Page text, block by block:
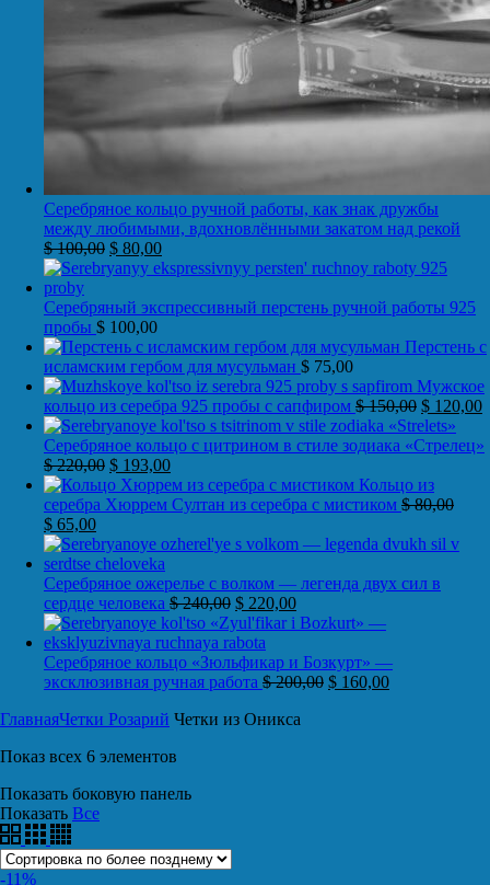
Серебряное кольцо ручной работы, как знак дружбы
между любимыми, вдохновлёнными закатом над рекой
$100,00 $ 80,00
Серебряный экспрессивный перстень ручной работы 925
пробы $ 100,00
Перстень с
исламским гербом для мусульман $ 75,00
Мужское
кольцо из серебра 925 пробы с сапфиром $150,00 $ 120,00
Серебряное кольцо с цитрином в стиле зодиака «Стрелец»
$220,00 $ 193,00
Кольцо из
серебра Хюррем Султан из серебра с мистиком $80,00
$ 65,00
Серебряное ожерелье с волком — легенда двух сил в
сердце человека $240,00 $ 220,00
Серебряное кольцо «Зюльфикар и Бозкурт» —
эксклюзивная ручная работа $200,00 $ 160,00
ГлавнаяЧетки Розарий Четки из Оникса
Показ всех 6 элементов
Показать боковую панель
Показать Все
-11%